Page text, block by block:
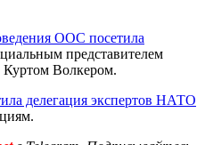
ООС посетила
представителем
Куртом Волкером.
делегация экспертов НАТО